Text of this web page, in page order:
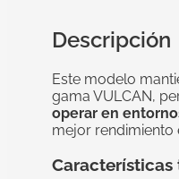
Descripción
Este modelo
gama VULCAN,
operar en
mejor rendimiento
Características